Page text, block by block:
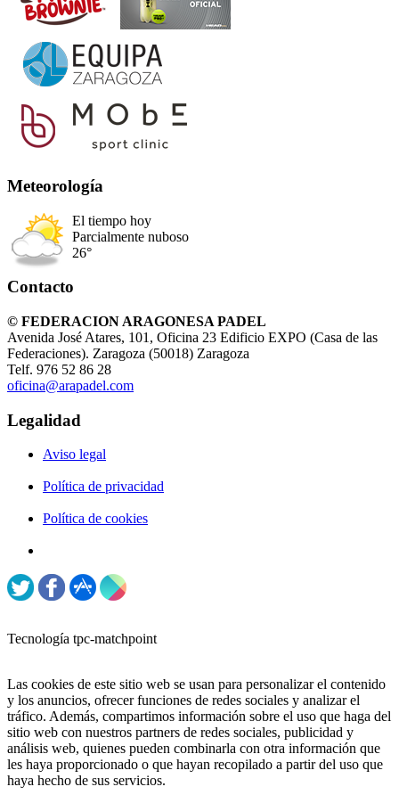
Meteorología
El tiempo hoy
Parcialmente nuboso
26°
Contacto
© FEDERACION ARAGONESA PADEL
Avenida José Atares, 101, Oficina 23 Edificio EXPO (Casa de las
Federaciones). Zaragoza (50018) Zaragoza
Telf. 976 52 86 28
oficina@arapadel.com
Legalidad
Aviso legal
Política de privacidad
Política de cookies
Tecnología tpc-matchpoint
Las cookies de este sitio web se usan para personalizar el contenido
y los anuncios, ofrecer funciones de redes sociales y analizar el
tráfico. Además, compartimos información sobre el uso que haga del
sitio web con nuestros partners de redes sociales, publicidad y
análisis web, quienes pueden combinarla con otra información que
les haya proporcionado o que hayan recopilado a partir del uso que
haya hecho de sus servicios.